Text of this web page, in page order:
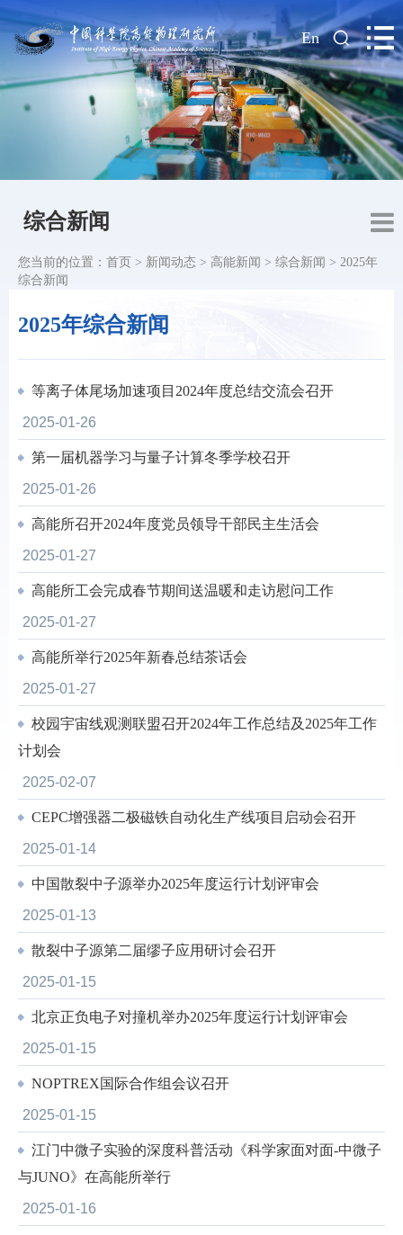
| En
综合新闻
2025年综合新闻
您当前的位置： 首页 > 新闻动态 > 高能新闻 > 综合新闻 > 2025年
综合新闻
等离子体尾场加速项目2024年度总结交流会召开
2025-01-26
第一届机器学习与量子计算冬季学校召开
2025-01-26
高能所召开2024年度党员领导干部民主生活会
2025-01-27
高能所工会完成春节期间送温暖和走访慰问工作
2025-01-27
高能所举行2025年新春总结茶话会
2025-01-27
校园宇宙线观测联盟召开2024年工作总结及2025年工作
计划会
2025-02-07
CEPC增强器二极磁铁自动化生产线项目启动会召开
2025-01-14
中国散裂中子源举办2025年度运行计划评审会
2025-01-13
散裂中子源第二届缪子应用研讨会召开
2025-01-15
北京正负电子对撞机举办2025年度运行计划评审会
2025-01-15
NOPTREX国际合作组会议召开
2025-01-15
江门中微子实验的深度科普活动《科学家面对面-中微子
与JUNO》在高能所举行
2025-01-16